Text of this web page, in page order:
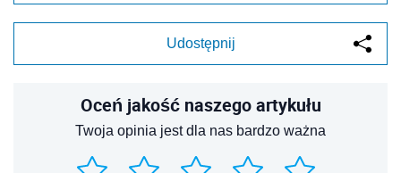
Udostępnij
Oceń jakość naszego artykułu
Twoja opinia jest dla nas bardzo ważna